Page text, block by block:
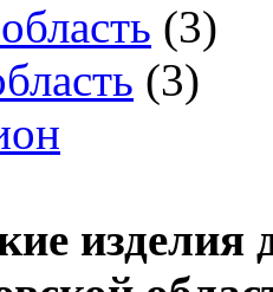
(3)
(3)
изделия